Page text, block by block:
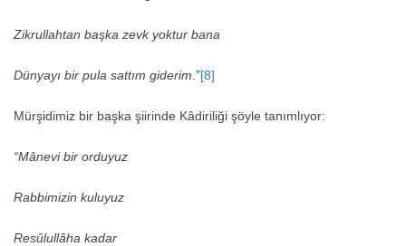
Zikrullahtan başka zevk yoktur bana
Dünyayı bir pula sattım giderim .”[8]
Mürşidimiz bir başka şiirinde Kâdiriliği şöyle tanımlıyor:
“Mânevi bir orduyuz
Rabbimizin kuluyuz
Resûlullâha kadar